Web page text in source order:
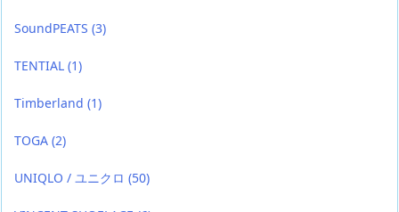
SoundPEATS (3)
TENTIAL (1)
Timberland (1)
TOGA (2)
UNIQLO / ユニクロ (50)